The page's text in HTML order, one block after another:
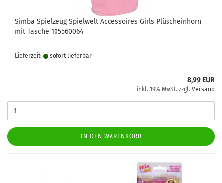
Simba Spielzeug Spielwelt Accessoires Girls Plüscheinhorn
mit Tasche 105560064
Lieferzeit: sofort lie­fer­bar
8,99 EUR
inkl. 19% MwSt. zzgl. Versand
IN DEN WARENKORB